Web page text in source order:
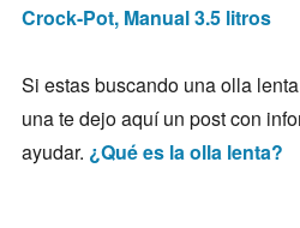
Crock-Pot, Manual 3.5 litros
Si estas buscando una olla
una te dejo aquí un post con
ayudar. ¿Qué es la olla lenta?